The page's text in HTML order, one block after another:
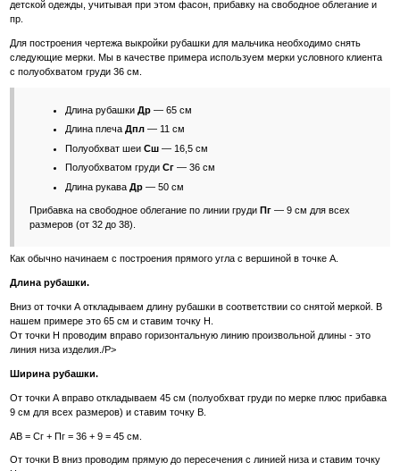
детской одежды, учитывая при этом фасон, прибавку на свободное облегание и
пр.
Для построения чертежа выкройки рубашки для мальчика необходимо снять
следующие мерки. Мы в качестве примера используем мерки условного клиента
с полуобхватом груди 36 см.
Длина рубашки Др— 65 см
Длина плеча Дпл— 11 см
Полуобхват шеи Сш — 16,5 см
Полуобхватом груди Сг— 36 см
Длина рукава Др— 50 см
Прибавка на свободное облегание по линии груди Пг— 9 см для всех
размеров (от 32 до 38).
Как обычно начинаем с построения прямого угла с вершиной в точке А.
Длина рубашки.
Вниз от точки А откладываем длину рубашки в соответствии со снятой меркой. В
нашем примере это 65 см и ставим точку Н.
От точки Н проводим вправо горизонтальную линию произвольной длины - это
линия низа изделия./P>
Ширина рубашки.
От точки А вправо откладываем 45 см (полуобхват груди по мерке плюс прибавка
9 см для всех размеров) и ставим точку В.
АВ = Сг + Пг = 36 + 9 = 45 см.
От точки В вниз проводим прямую до пересечения с линией низа и ставим точку